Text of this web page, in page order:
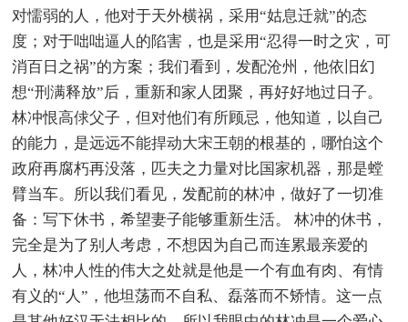
对懦弱的人，他对于天外横祸，采用“姑息迁就”的态
度；对于咄咄逼人的陷害，也是采用“忍得一时之灾，可
消百日之祸”的方案；我们看到，发配沧州，他依旧幻
想“刑满释放”后，重新和家人团聚，再好好地过日子。
林冲恨高俅父子，但对他们有所顾忌，他知道，以自己
的能力，是远远不能捍动大宋王朝的根基的，哪怕这个
政府再腐朽再没落，匹夫之力量对比国家机器，那是螳
臂当车。所以我们看见，发配前的林冲，做好了一切准
备：写下休书，希望妻子能够重新生活。 林冲的休书，
完全是为了别人考虑，不想因为自己而连累最亲爱的
人，林冲人性的伟大之处就是他是一个有血有肉、有情
有义的“人”，他坦荡而不自私、磊落而不矫情。这一点